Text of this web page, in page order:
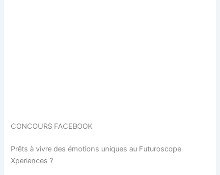
CONCOURS FACEBOOK
Prêts à vivre des émotions uniques au Futuroscope
Xperiences ?